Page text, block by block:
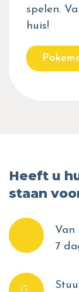
spelen.
huis!
Heeft u
staan
Van
7